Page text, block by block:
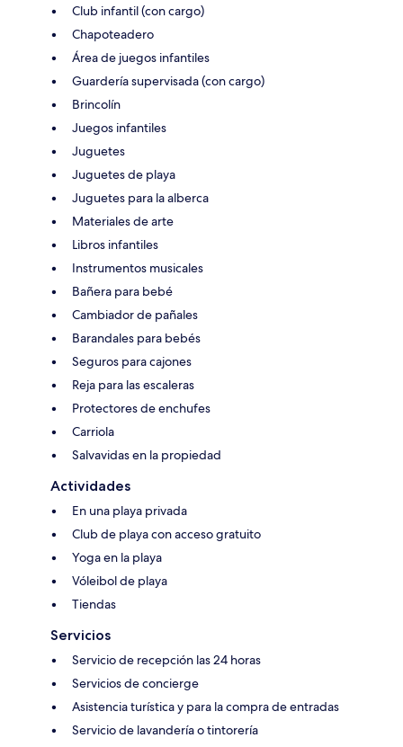
Club infantil (con cargo)
Chapoteadero
Área de juegos infantiles
Guardería supervisada (con cargo)
Brincolín
Juegos infantiles
Juguetes
Juguetes de playa
Juguetes para la alberca
Materiales de arte
Libros infantiles
Instrumentos musicales
Bañera para bebé
Cambiador de pañales
Barandales para bebés
Seguros para cajones
Reja para las escaleras
Protectores de enchufes
Carriola
Salvavidas en la propiedad
Actividades
En una playa privada
Club de playa con acceso gratuito
Yoga en la playa
Vóleibol de playa
Tiendas
Servicios
Servicio de recepción las 24 horas
Servicios de concierge
Asistencia turística y para la compra de entradas
Servicio de lavandería o tintorería